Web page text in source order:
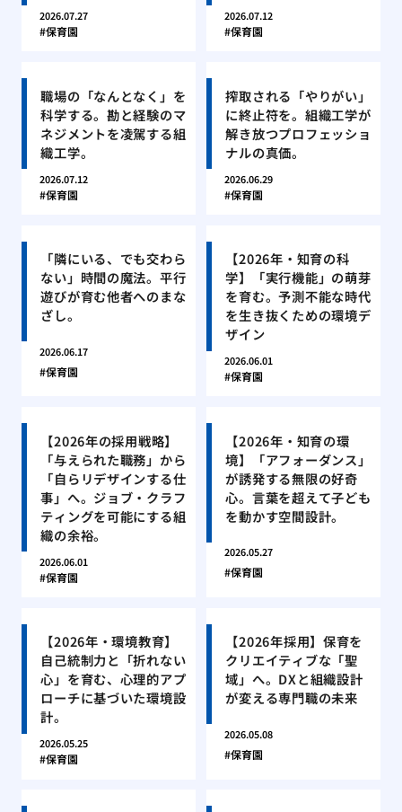
2026.07.27
保育園
2026.07.12
保育園
職場の「なんとなく」を
科学する。勘と経験のマ
ネジメントを凌駕する組
織工学。
2026.07.12
保育園
搾取される「やりがい」
に終止符を。組織工学が
解き放つプロフェッショ
ナルの真価。
2026.06.29
保育園
「隣にいる、でも交わら
ない」時間の魔法。平行
遊びが育む他者へのまな
ざし。
2026.06.17
保育園
【2026年・知育の科
学】「実行機能」の萌芽
を育む。予測不能な時代
を生き抜くための環境デ
ザイン
2026.06.01
保育園
【2026年の採用戦略】
「与えられた職務」から
「自らリデザインする仕
事」へ。ジョブ・クラフ
ティングを可能にする組
織の余裕。
2026.06.01
保育園
【2026年・知育の環
境】「アフォーダンス」
が誘発する無限の好奇
心。言葉を超えて子ども
を動かす空間設計。
2026.05.27
保育園
【2026年・環境教育】
自己統制力と「折れない
心」を育む、心理的アプ
ローチに基づいた環境設
計。
2026.05.25
保育園
【2026年採用】保育を
クリエイティブな「聖
域」へ。DXと組織設計
が変える専門職の未来
2026.05.08
保育園